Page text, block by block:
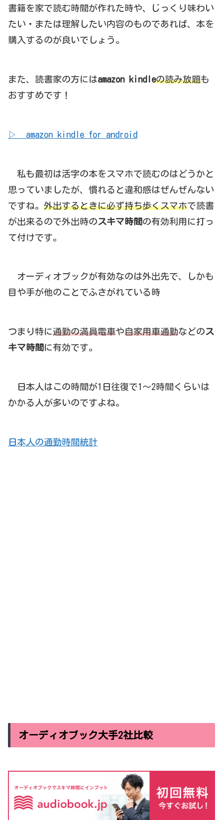
書籍を家で読む時間が作れた時や、じっくり味わい
たい・または理解したい内容のものであれば、本を
購入するのが良いでしょう。
また、読書家の方にはamazon kindleの読み放題も
おすすめです！
▷ amazon kindle for android
私も最初は活字の本をスマホで読むのはどうかと
思っていましたが、慣れると違和感はぜんぜんない
ですね。 外出するときに必ず持ち歩くスマホで読書
が出来るので外出時のスキマ時間の有効利用に打っ
て付けです。
オーディオブックが有効なのは外出先で、しかも
目や手が他のことでふさがれている時
つまり特に通勤の満員電車や自家用車通勤などのス
キマ時間 に有効です。
日本人はこの時間が1日往復で1～2時間くらいは
かかる人が多いのですよね。
日本人の通勤時間統計
オーディオブック大手2社比較